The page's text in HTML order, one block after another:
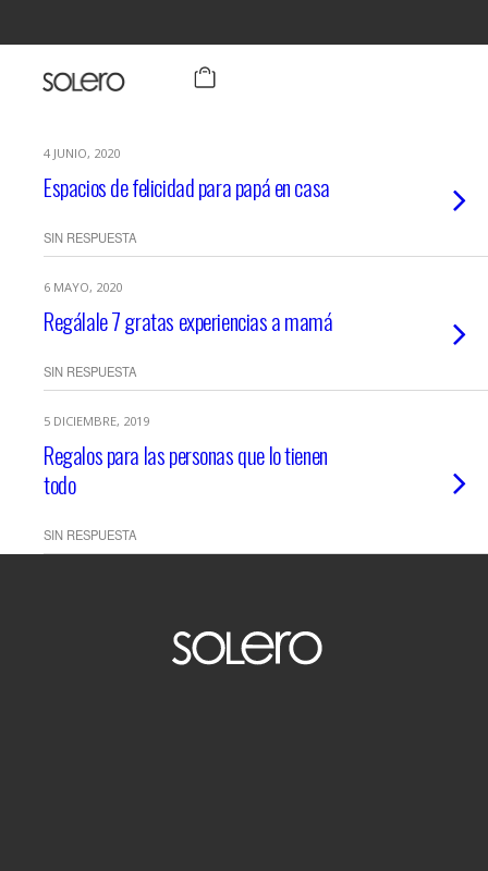
4 JUNIO, 2020
Espacios de felicidad para papá en casa
SIN RESPUESTA
6 MAYO, 2020
Regálale 7 gratas experiencias a mamá
SIN RESPUESTA
5 DICIEMBRE, 2019
Regalos para las personas que lo tienen
todo
SIN RESPUESTA